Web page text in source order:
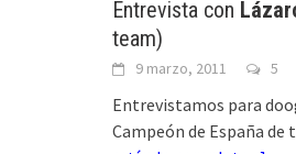
Entrevista con
team)
9 marzo, 2011 5
Entrevistamos para
Campeón de España de